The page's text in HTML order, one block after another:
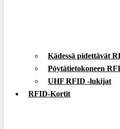
Kädessä pidettävät
Pöytätietokoneen
UHF RFID -lukijat
RFID-Kortit